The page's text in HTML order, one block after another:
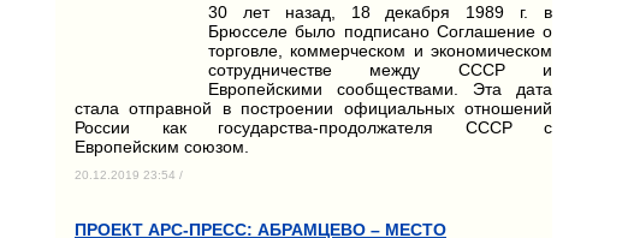
30 лет назад, 18 декабря 1989 г. в
Брюсселе было подписано Соглашение о
торговле, коммерческом и экономическом
сотрудничестве между СССР и
Европейскими сообществами. Эта дата
стала отправной в построении официальных отношений
России как государства-продолжателя СССР с
Европейским союзом.
20.12.2019 23:54 /
ПРОЕКТ АРС-ПРЕСС: АБРАМЦЕВО – МЕСТО